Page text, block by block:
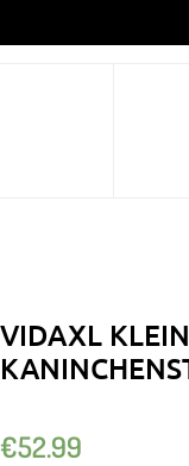
VIDAXL
€52.99